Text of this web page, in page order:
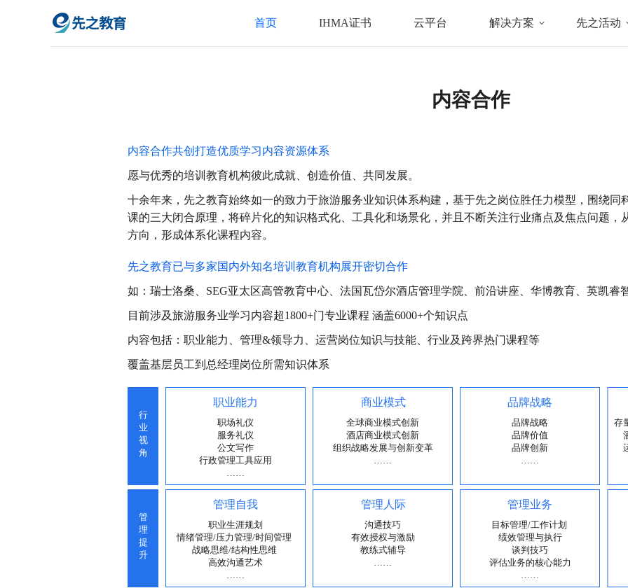
首页 IHMA证书 云平台 解决方案 先之活动
内容合作
内容合作共创打造优质学习内容资源体系
愿与优秀的培训教育机构彼此成就、创造价值、共同发展。
十余年来，先之教育始终如一的致力于旅游服务业知识体系构建，基于先之岗位胜任力模型，围绕同
课的三大闭合原理，将碎片化的知识格式化、工具化和场景化，并且不断关注行业痛点及焦点问题，
方向，形成体系化课程内容。
先之教育已与多家国内外知名培训教育机构展开密切合作
如：瑞士洛桑、SEG亚太区高管教育中心、法国瓦岱尔酒店管理学院、前沿讲座、华博教育、英凯睿
目前涉及旅游服务业学习内容超1800+门专业课程 涵盖6000+个知识点
内容包括：职业能力、管理&领导力、运营岗位知识与技能、行业及跨界热门课程等
覆盖基层员工到总经理岗位所需知识体系